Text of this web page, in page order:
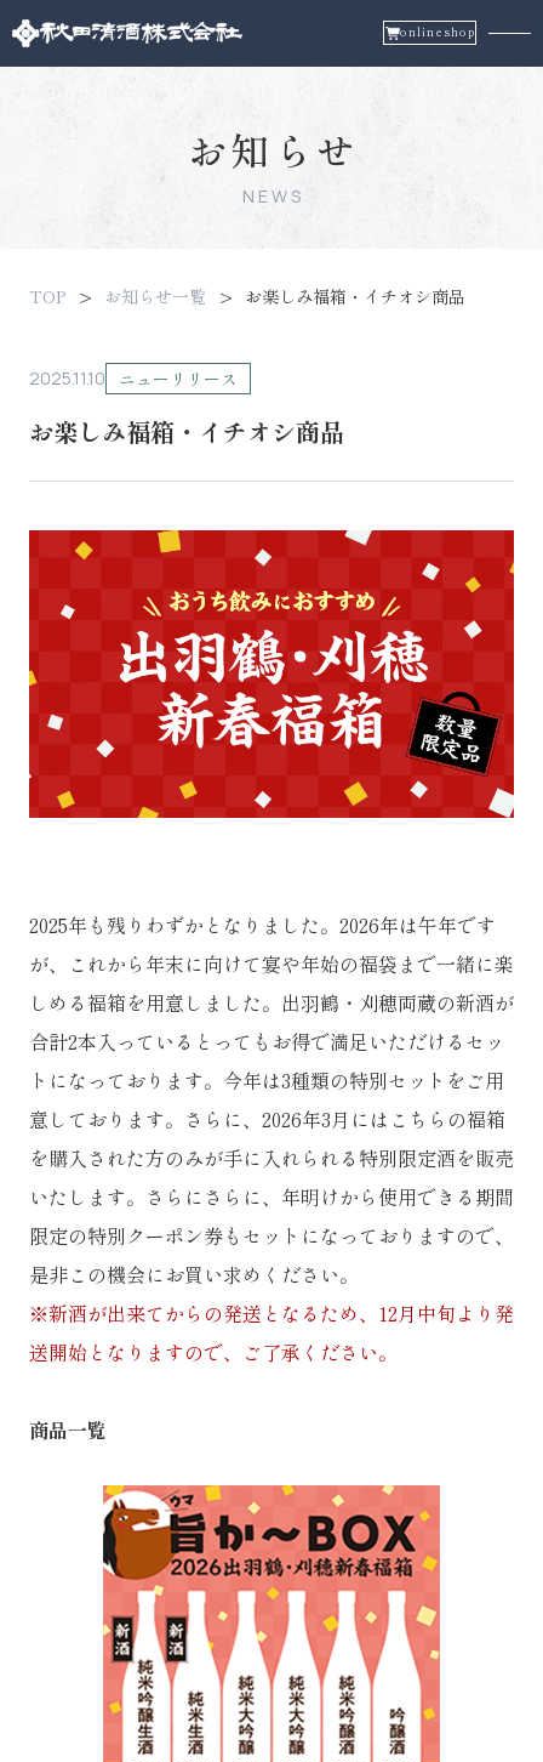
onlineshop
お知らせ
NEWS
TOP お知らせ一覧 お楽しみ福箱・イチオシ商品
2025.11.10 ニューリリース
お楽しみ福箱・イチオシ商品
2025年も残りわずかとなりました。2026年は午年です
が、これから年末に向けて宴や年始の福袋まで一緒に楽
しめる福箱を用意しました。出羽鶴・刈穂両蔵の新酒が
合計2本入っているとってもお得で満足いただけるセッ
トになっております。今年は3種類の特別セットをご用
意しております。さらに、2026年3月にはこちらの福箱
を購入された方のみが手に入れられる特別限定酒を販売
いたします。さらにさらに、年明けから使用できる期間
限定の特別クーポン券もセットになっておりますので、
是非この機会にお買い求めください。
※新酒が出来てからの発送となるため、12月中旬より発
送開始となりますので、ご了承ください。
商品一覧